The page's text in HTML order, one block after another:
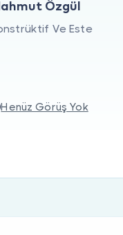
Özgül
Ve Este
Henüz Görüş Yok